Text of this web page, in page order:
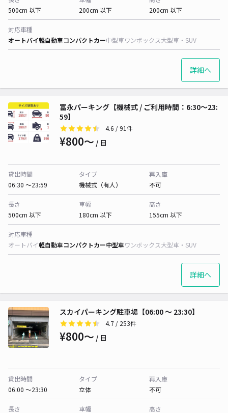
500cm 以下
200cm 以下
200cm 以下
対応車種
オートバイ軽自動車コンパクトカー中型車ワンボックス大型車・SUV
詳細へ
富永パーキング【機械式 / ご利用時間：6:30～23:
59】
4.6 / 91件
¥800〜 / 日
貸出時間
06:30 〜23:59
タイプ
機械式（有人）
再入庫
不可
長さ
500cm 以下
車幅
180cm 以下
高さ
155cm 以下
対応車種
オートバイ軽自動車コンパクトカー中型車ワンボックス大型車・SUV
詳細へ
スカイパーキング駐車場【06:00 〜 23:30】
4.7 / 253件
¥800〜 / 日
貸出時間
06:00 〜23:30
タイプ
立体
再入庫
不可
長さ 車幅 高さ